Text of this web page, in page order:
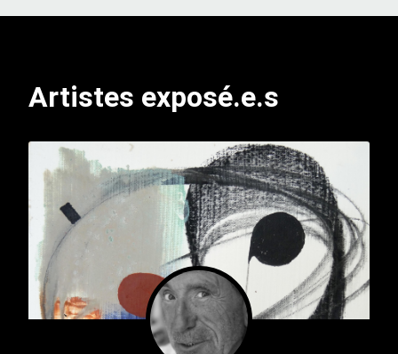
Artistes exposé.e.s